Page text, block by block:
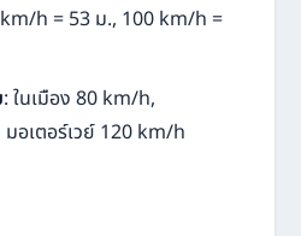
h = 53 ม., 100 km/h =
: ในเมือง 80 km/h,
อเตอร์เวย์ 120 km/h